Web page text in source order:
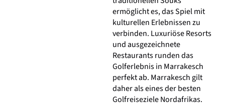
ermöglicht es, das Spiel mit
kulturellen Erlebnissen zu
verbinden. Luxuriöse Resorts
und ausgezeichnete
Restaurants runden das
Golferlebnis in Marrakesch
perfekt ab. Marrakesch gilt
daher als eines der besten
Golfreiseziele Nordafrikas.